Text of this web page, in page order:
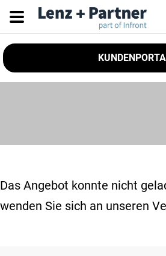
Das Angebot konnte nicht
wenden Sie sich an unseren